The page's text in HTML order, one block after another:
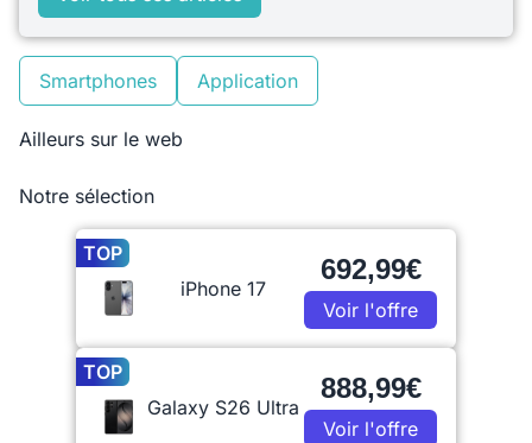
Smartphones Application
Ailleurs sur le web
Notre sélection
TOP
iPhone 17
692,99€
Voir l'offre
TOP
Galaxy S26 Ultra
888,99€
Voir l'offre